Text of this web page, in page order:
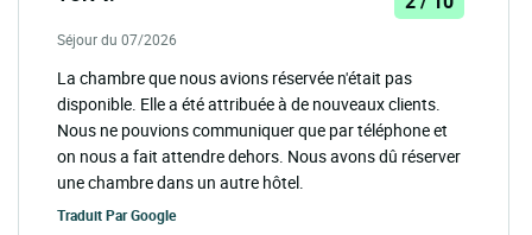
Séjour du 07/2026
La chambre que nous avions réservée n'était pas
disponible. Elle a été attribuée à de nouveaux clients.
Nous ne pouvions communiquer que par téléphone et
on nous a fait attendre dehors. Nous avons dû réserver
une chambre dans un autre hôtel.
Traduit ParGoogle